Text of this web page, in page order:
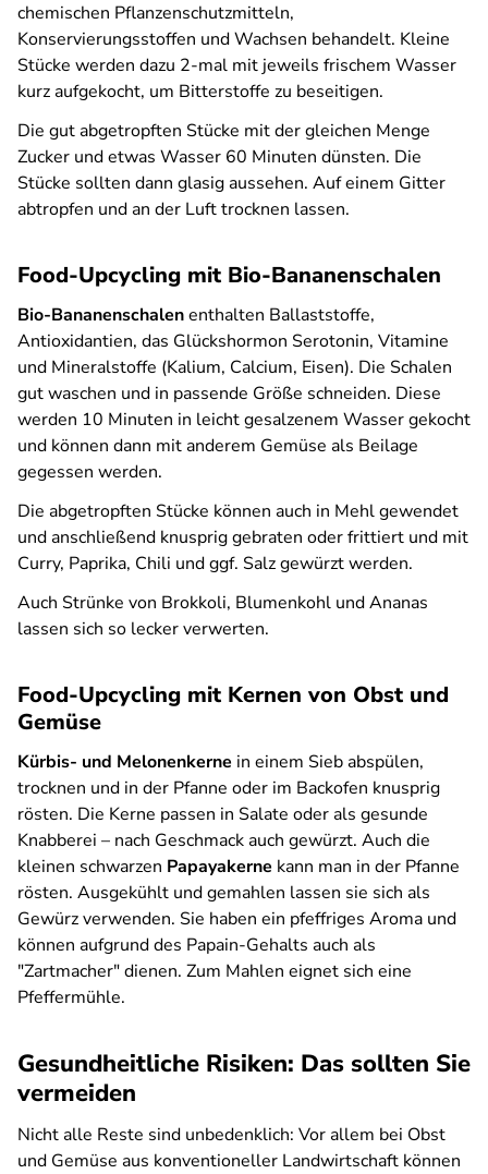
chemischen Pflanzenschutzmitteln,
Konservierungsstoffen und Wachsen behandelt. Kleine
Stücke werden dazu 2-mal mit jeweils frischem Wasser
kurz aufgekocht, um Bitterstoffe zu beseitigen.
Die gut abgetropften Stücke mit der gleichen Menge
Zucker und etwas Wasser 60 Minuten dünsten. Die
Stücke sollten dann glasig aussehen. Auf einem Gitter
abtropfen und an der Luft trocknen lassen.
Food-Upcycling mit Bio-Bananenschalen
Bio-Bananenschalenenthalten Ballaststoffe,
Antioxidantien, das Glückshormon Serotonin, Vitamine
und Mineralstoffe (Kalium, Calcium, Eisen). Die Schalen
gut waschen und in passende Größe schneiden. Diese
werden 10 Minuten in leicht gesalzenem Wasser gekocht
und können dann mit anderem Gemüse als Beilage
gegessen werden.
Die abgetropften Stücke können auch in Mehl gewendet
und anschließend knusprig gebraten oder frittiert und mit
Curry, Paprika, Chili und ggf. Salz gewürzt werden.
Auch Strünke von Brokkoli, Blumenkohl und Ananas
lassen sich so lecker verwerten.
Food-Upcycling mit Kernen von Obst und
Gemüse
Kürbis- und Melonenkerne in einem Sieb abspülen,
trocknen und in der Pfanne oder im Backofen knusprig
rösten. Die Kerne passen in Salate oder als gesunde
Knabberei – nach Geschmack auch gewürzt. Auch die
kleinen schwarzen Papayakerne kann man in der Pfanne
rösten. Ausgekühlt und gemahlen lassen sie sich als
Gewürz verwenden. Sie haben ein pfeffriges Aroma und
können aufgrund des Papain-Gehalts auch als
"Zartmacher" dienen. Zum Mahlen eignet sich eine
Pfeffermühle.
Gesundheitliche Risiken: Das sollten Sie
vermeiden
Nicht alle Reste sind unbedenklich: Vor allem bei Obst
und Gemüse aus konventioneller Landwirtschaft können